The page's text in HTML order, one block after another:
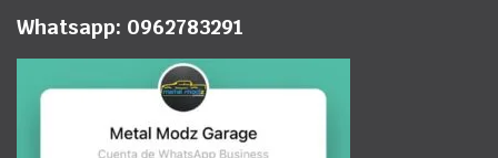
Whatsapp: 0962783291